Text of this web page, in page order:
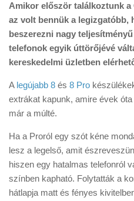
Amikor először találkoztunk
az volt bennük a legizgatóbb,
beszerezni nagy
telefonok egyik úttörőjévé
kereskedelmi üzletben
A legújabb 8 és 8 Pro
extrákat kapunk, amire évek
már a múlté.
Ha a Proról egy szót kéne
lesz a legelső, amit
hiszen egy hatalmas telefonról
színben kapható. Folytatták a
hátlapja matt és fényes